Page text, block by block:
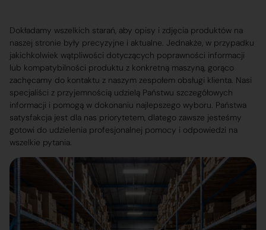
Dokładamy wszelkich starań, aby opisy i zdjęcia produktów na
naszej stronie były precyzyjne i aktualne. Jednakże, w przypadku
jakichkolwiek wątpliwości dotyczących poprawności informacji
lub kompatybilności produktu z konkretną maszyną, gorąco
zachęcamy do kontaktu z naszym zespołem obsługi klienta. Nasi
specjaliści z przyjemnością udzielą Państwu szczegółowych
informacji i pomogą w dokonaniu najlepszego wyboru. Państwa
satysfakcja jest dla nas priorytetem, dlatego zawsze jesteśmy
gotowi do udzielenia profesjonalnej pomocy i odpowiedzi na
wszelkie pytania.